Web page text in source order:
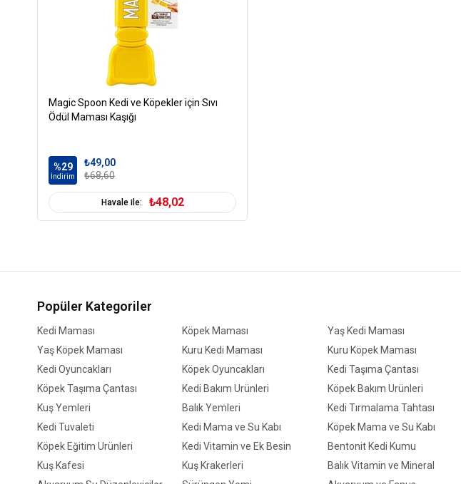
Magic Spoon Kedi ve Köpekler için Sıvı
Ödül Maması Kaşığı
%29
İndirim
₺49,00
₺68,60
Havale ile: ₺48,02
Popüler Kategoriler
Kedi Maması Köpek Maması
Yaş Kedi Maması
Yaş Köpek Maması
Kuru Kedi Maması
Kuru Köpek Maması
Kedi Oyuncakları
Köpek Oyuncakları
Kedi Taşıma Çantası
Köpek Taşıma Çantası
Kedi Bakım Ürünleri
Köpek Bakım Ürünleri
Kuş Yemleri
Balık Yemleri
Kedi Tırmalama Tahtası
Kedi Tuvaleti
Kedi Mama ve Su Kabı
Köpek Mama ve Su Kabı
Köpek Eğitim Ürünleri
Kedi Vitamin ve Ek Besin
Bentonit Kedi Kumu
Kuş Kafesi
Kuş Krakerleri
Balık Vitamin ve Mineral